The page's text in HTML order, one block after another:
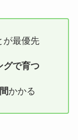
が最優先
グで育つ
かかる